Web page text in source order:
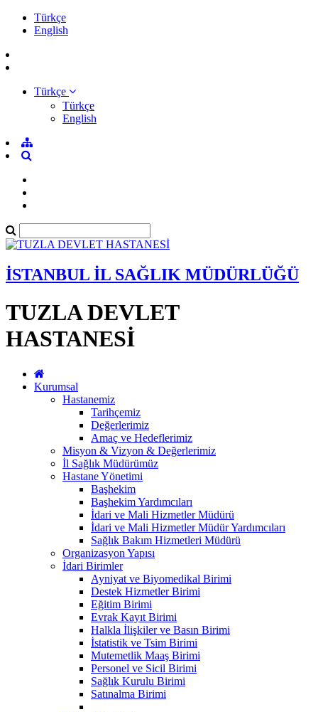
Türkçe
English
Türkçe
Türkçe
English
İSTANBUL İL SAĞLIK MÜDÜRLÜĞÜ
TUZLA DEVLET
HASTANESİ
Kurumsal
Hastanemiz
Tarihçemiz
Değerlerimiz
Amaç ve Hedeflerimiz
Misyon & Vizyon & Değerlerimiz
İl Sağlık Müdürümüz
Hastane Yönetimi
Başhekim
Başhekim Yardımcıları
İdari ve Mali Hizmetler Müdürü
İdari ve Mali Hizmetler Müdür Yardımcıları
Sağlık Bakım Hizmetleri Müdürü
Organizasyon Yapısı
İdari Birimler
Ayniyat ve Biyomedikal Birimi
Destek Hizmetler Birimi
Eğitim Birimi
Evrak Kayıt Birimi
Halkla İlişkiler ve Basın Birimi
İstatistik ve Tsim Birimi
Mutemetlik Maaş Birimi
Personel ve Sicil Birimi
Sağlık Kurulu Birimi
Satınalma Birimi